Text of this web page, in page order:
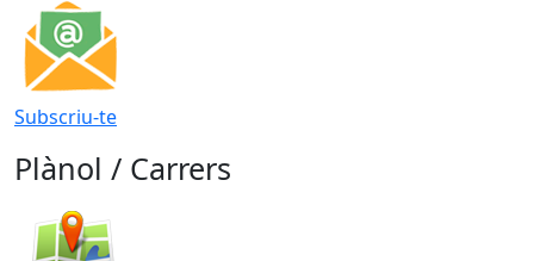
Subscriu-te
Plànol / Carrers